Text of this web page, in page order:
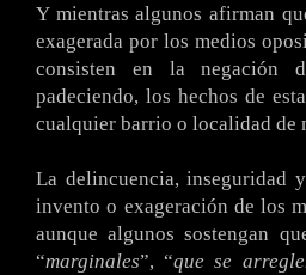
Y mientras algunos afirman
exagerada por los medios
consisten en la negación
padeciendo, los hechos de
cualquier barrio o localidad de
La delincuencia, inseguridad
invento o exageración de los
aunque algunos sostengan
“marginales”, “que se